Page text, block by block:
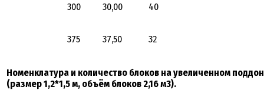
300 30,00 40
375 37,50 32
Номенклатура и количество блоков на увеличенном
(размер 1,2*1,5 м, объём блоков 2,16 м3).